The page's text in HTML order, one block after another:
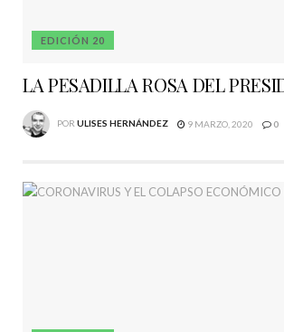
EDICIÓN 20
LA PESADILLA ROSA DEL
POR ULISES HERNÁNDEZ 9 MARZO, 2020 0